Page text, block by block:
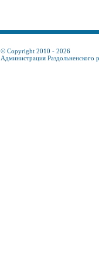
© Copyright 2010 - 2026
Администрация Раздольненского